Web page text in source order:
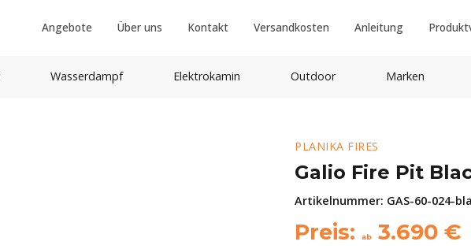
Angebote Über uns Kontakt Versandkosten Anleitung
Wasserdampf Elektrokamin Outdoor Marken
PLANIKA FIRES
Galio Fire Pit
Artikelnummer: GAS-60-024-
Preis: ab 3.690 €